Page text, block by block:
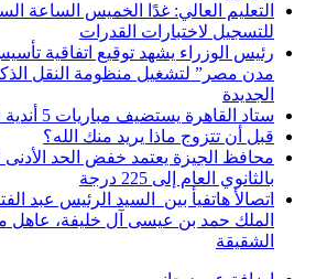
التعليم العالي: غدًا الخميس الساعة
للتسجيل لاختبارات القدرات
رئيس الوزراء يشهد توقيع اتفاقية
مدن مصر” لتشغيل منظومة النقل
الجديدة
ستاد القاهرة يستضيف مباريات 5 أندية في الدوري المصري
قبل أن تتزوج ماذا يريد منك الله؟
محافظ الجيزة يعتمد خفض الحد الأدنى
بالثانوي العام إلى 225 درجة
اتصالأ هاتفيأ بين السيد الرئيس عبد
الملك حمد بن عيسى آل خليفة، عاهل
الشقيقة